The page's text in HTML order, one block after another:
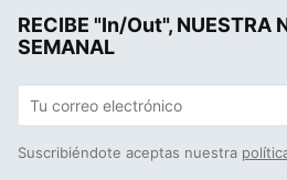
RECIBE "In/Out", NUESTRA
SEMANAL
Suscribiéndote aceptas nuestra